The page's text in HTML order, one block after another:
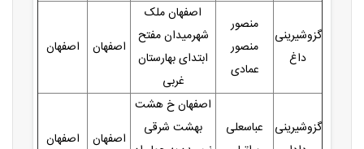
گزوشیرینی
داغ
منصور
منصور
عمادی
اصفهان ملک
شهرمیدان مفتح
ابتدای بهارستان
غربی
اصفهان اصفهان
گزوشیرینی
عباسعلی
اصفهان خ هشت
بهشت شرقی
اصفهان اصفهان